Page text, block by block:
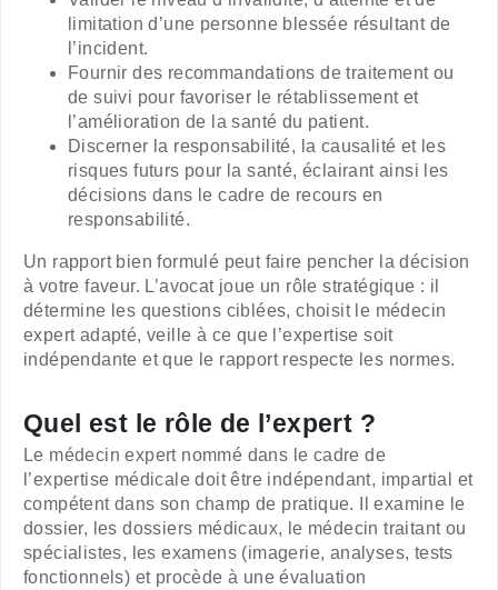
limitation d’une personne blessée résultant de
l’incident.
Fournir des recommandations de traitement ou
de suivi pour favoriser le rétablissement et
l’amélioration de la santé du patient.
Discerner la responsabilité, la causalité et les
risques futurs pour la santé, éclairant ainsi les
décisions dans le cadre de recours en
responsabilité.
Un rapport bien formulé peut faire pencher la décision
à votre faveur. L’avocat joue un rôle stratégique : il
détermine les questions ciblées, choisit le médecin
expert adapté, veille à ce que l’expertise soit
indépendante et que le rapport respecte les normes.
Quel est le rôle de l’expert ?
Le médecin expert nommé dans le cadre de
l’expertise médicale doit être indépendant, impartial et
compétent dans son champ de pratique. Il examine le
dossier, les dossiers médicaux, le médecin traitant ou
spécialistes, les examens (imagerie, analyses, tests
fonctionnels) et procède à une évaluation